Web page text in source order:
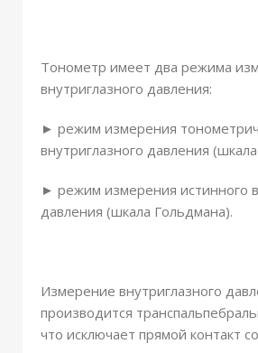
Тонометр имеет два режима
внутриглазного давления:
► режим измерения
внутриглазного давления
► режим измерения истинного
давления (шкала Гольдмана).
Измерение внутриглазного
производится
что исключает прямой контакт